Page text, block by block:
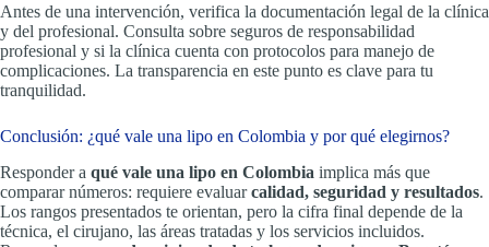
Antes de una intervención, verifica la documentación legal de la clínica
y del profesional. Consulta sobre seguros de responsabilidad
profesional y si la clínica cuenta con protocolos para manejo de
complicaciones. La transparencia en este punto es clave para tu
tranquilidad.
Conclusión: ¿qué vale una lipo en Colombia y por qué elegirnos?
Responder a qué vale una lipo en Colombia implica más que
comparar números: requiere evaluarcalidad, seguridad y resultados.
Los rangos presentados te orientan, pero la cifra final depende de la
técnica, el cirujano, las áreas tratadas y los servicios incluidos.